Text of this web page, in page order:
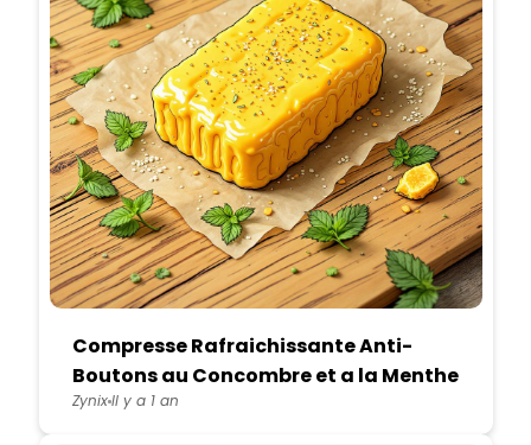
Compresse Rafraichissante Anti-
Boutons au Concombre et a la Menthe
ZynixIl y a 1 an